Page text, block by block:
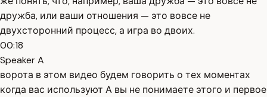
дружба, или ваши отношения — это вовсе не
двухсторонний процесс, а игра во двоих.
00:18
Speaker A
ворота в этом видео будем говорить о тех моментах
когда вас используют А вы не понимаете этого и первое